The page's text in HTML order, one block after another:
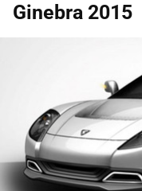
Ginebra 2015